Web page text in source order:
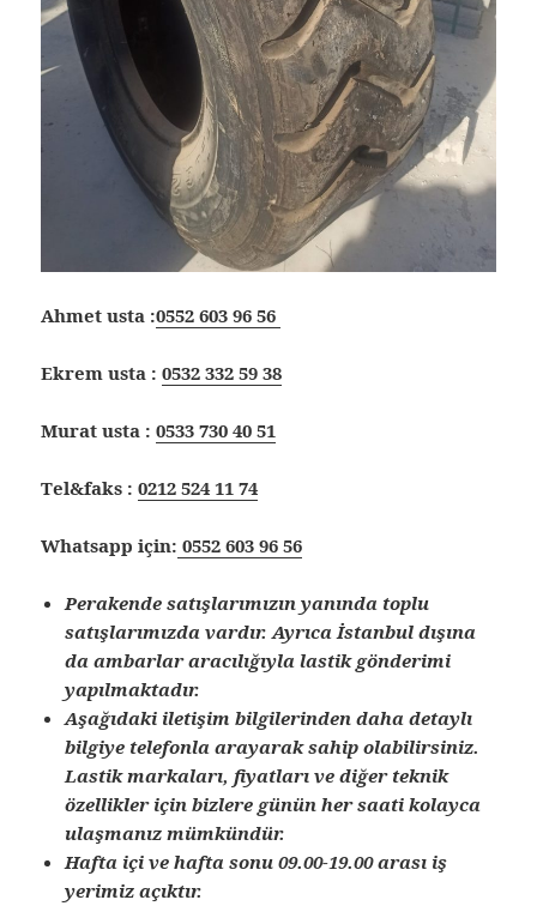
Ahmet usta :0552 603 96 56
Ekrem usta :0532 332 59 38
Murat usta :0533 730 40 51
Tel&faks :0212 524 11 74
Whatsapp için: 0552 603 96 56
Perakende satışlarımızın yanında toplu
satışlarımızda vardır. Ayrıca İstanbul dışına
da ambarlar aracılığıyla lastik gönderimi
yapılmaktadır.
Aşağıdaki iletişim bilgilerinden daha detaylı
bilgiye telefonla arayarak sahip olabilirsiniz.
Lastik markaları, fiyatları ve diğer teknik
özellikler için bizlere günün her saati kolayca
ulaşmanız mümkündür.
Hafta içi ve hafta sonu 09.00-19.00 arası iş
yerimiz açıktır.